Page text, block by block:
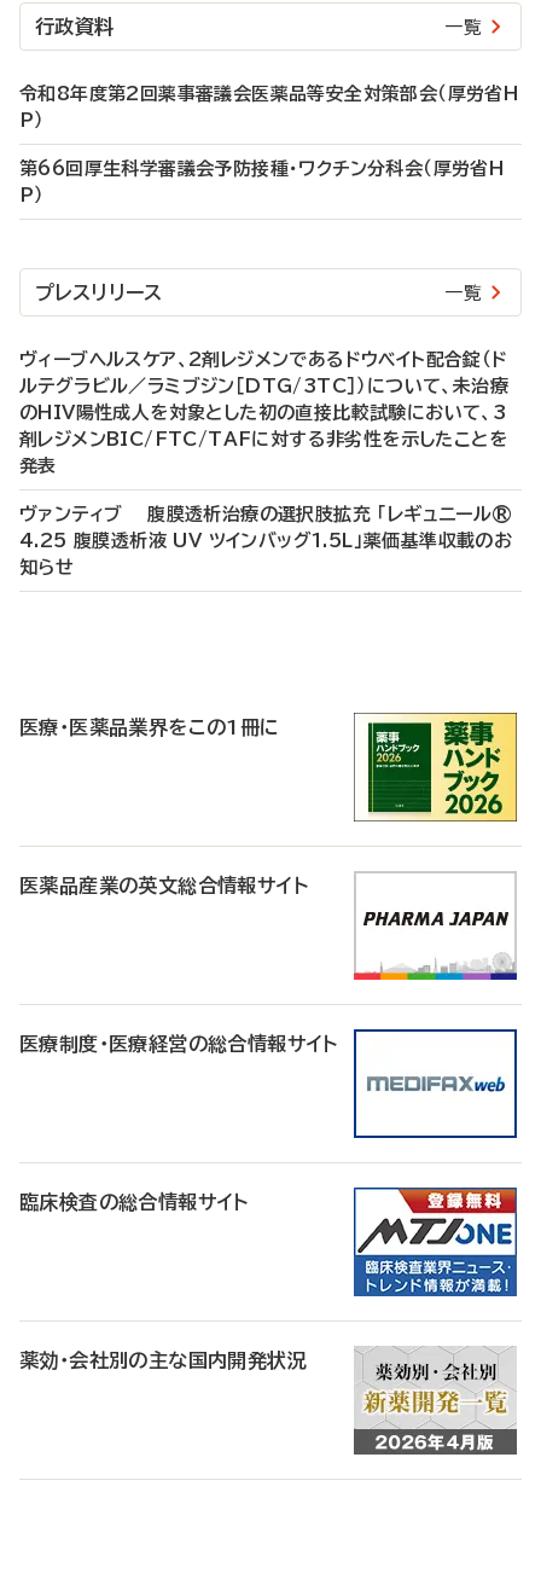
行政資料 一覧
令和8年度第2回薬事審議会医薬品等安全対策部会（厚労省H
P）
第66回厚生科学審議会予防接種・ワクチン分科会（厚労省H
P）
プレスリリース 一覧
ヴィーブヘルスケア、2剤レジメンであるドウベイト配合錠（ド
ルテグラビル／ラミブジン［DTG/3TC］）について、未治療
のHIV陽性成人を対象とした初の直接比較試験において、3
剤レジメンBIC/FTC/TAFに対する非劣性を示したことを
発表
ヴァンティブ 腹膜透析治療の選択肢拡充 「レギュニール®
4.25 腹膜透析液 UV ツインバッグ1.5L」薬価基準収載のお
知らせ
医療・医薬品業界をこの1冊に
医薬品産業の英文総合情報サイト
医療制度・医療経営の総合情報サイト
臨床検査の総合情報サイト
薬効・会社別の主な国内開発状況